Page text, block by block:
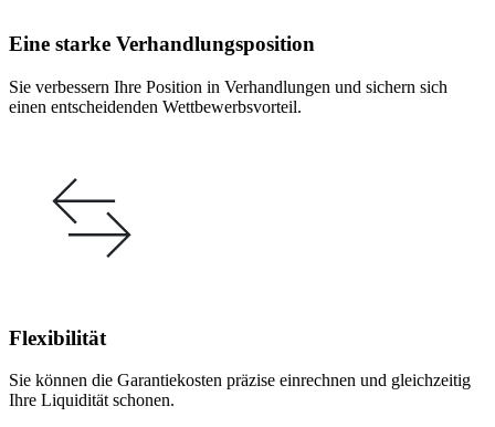
Eine starke Verhandlungsposition
Sie verbessern Ihre Position in Verhandlungen und sichern sich
einen entscheidenden Wettbewerbsvorteil.
Flexibilität
Sie können die Garantiekosten präzise einrechnen und gleichzeitig
Ihre Liquidität schonen.